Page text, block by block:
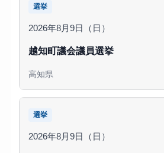
選挙
2026年8月9日（日）
越知町議会議員選挙
高知県
選挙
2026年8月9日（日）